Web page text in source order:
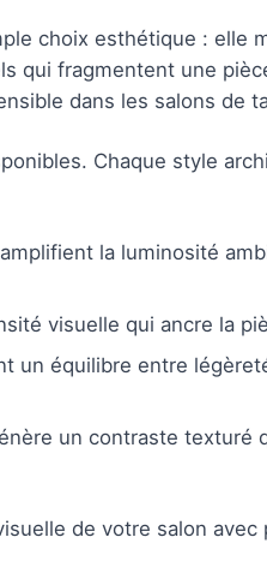
choix esthétique : elle
qui fragmentent une
dans les salons de
Chaque style
la luminosité
visuelle qui ancre la
un équilibre entre
un contraste texturé
de votre salon avec